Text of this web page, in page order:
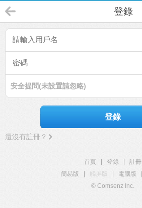
登錄
安全提問(未設置請忽略)
登錄
還沒有註冊？
首頁 登錄
註冊
簡易版
觸屏版 電腦版
© Comsenz Inc.